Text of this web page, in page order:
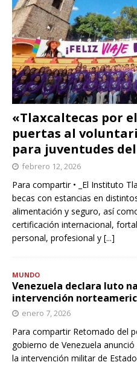
«Tlaxcaltecas por
puertas al
para juventudes
febrero 12, 2026
Para compartir • _El Instituto
becas con estancias en
alimentación y seguro, así
certificación internacional,
personal, profesional y [...]
MUNDO
Venezuela declara luto
intervención
enero 7, 2026
Para compartir Retomado del
gobierno de Venezuela
la intervención militar de